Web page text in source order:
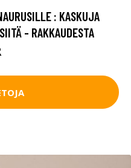
: KASKUJA
- RAKKAUDESTA